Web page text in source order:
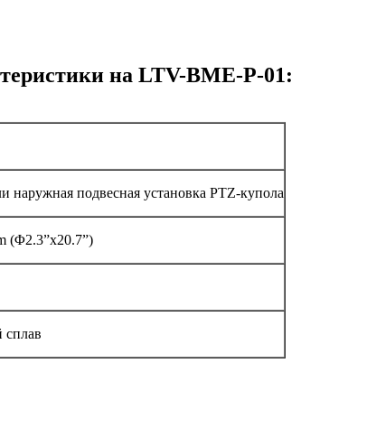
на LTV-BME-P-01:
наружная подвесная установка PTZ-купола
(Φ2.3”x20.7”)